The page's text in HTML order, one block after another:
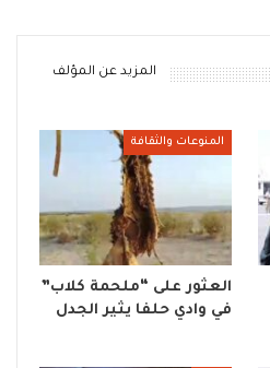
المزيد عن المؤلف
المنوعات والثقافة
العثور على “ملحمة كلاب”
في وادي حلفا يثير الجدل